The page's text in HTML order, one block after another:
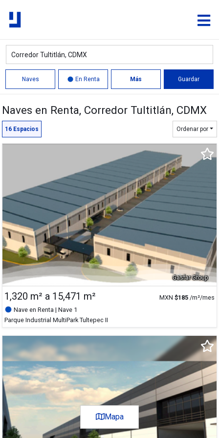
Naves En Renta Más Guardar
Quitar
+
-
Satélite
Naves en Renta, Corredor Tultitlán, CDMX
16 Espacios Ordenar por
Gasfar Group
1,320 m² a 15,471 m² MXN $185 /m²/mes
Nave en Renta | Nave 1
Parque Industrial MultiPark Tultepec II
Mapa